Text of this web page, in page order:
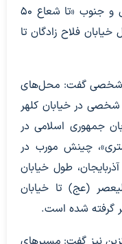
خیابان جمهوری اسلامی در ضلع شمال و جنوب «تا شعاع ۵۰
فلاح زادگان تا
شخصی گفت: محل‌های
در خیابان کلهر
جمهوری اسلامی در
و جنوب تا «شعاع ۵۰ متری»، چینش مورب در
طول خیابان
(عج) تا خیابان
گرفته شده است.